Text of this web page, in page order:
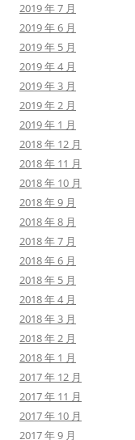
2019 年 7 月
2019 年 6 月
2019 年 5 月
2019 年 4 月
2019 年 3 月
2019 年 2 月
2019 年 1 月
2018 年 12 月
2018 年 11 月
2018 年 10 月
2018 年 9 月
2018 年 8 月
2018 年 7 月
2018 年 6 月
2018 年 5 月
2018 年 4 月
2018 年 3 月
2018 年 2 月
2018 年 1 月
2017 年 12 月
2017 年 11 月
2017 年 10 月
2017 年 9 月